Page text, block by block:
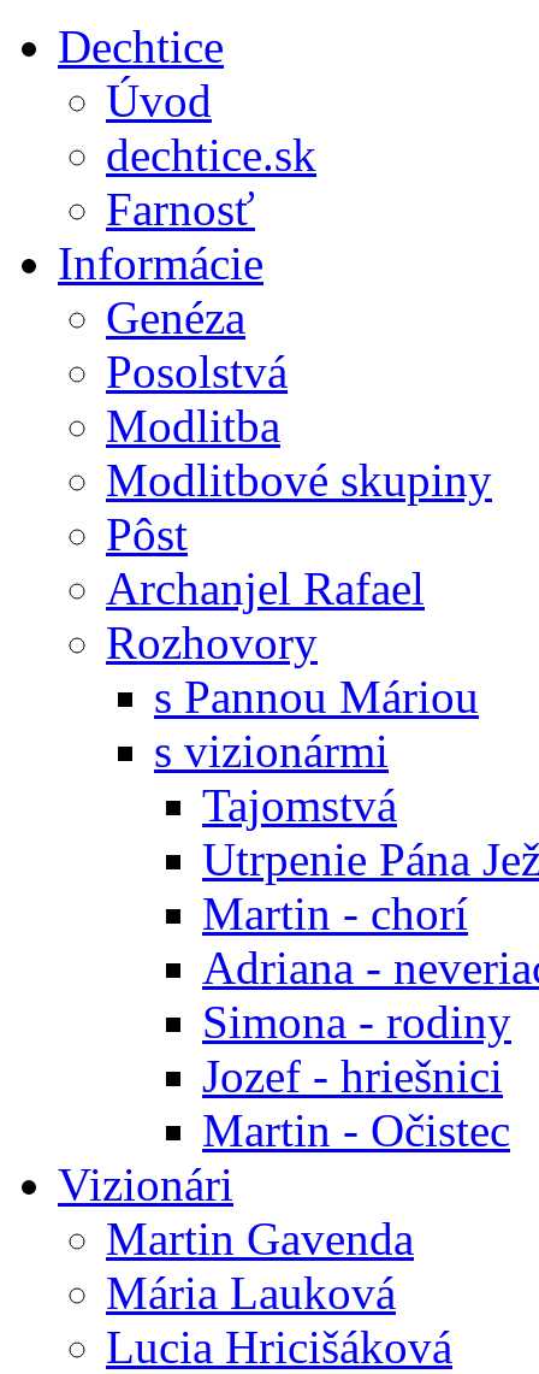
Dechtice
Úvod
dechtice.sk
Farnosť
Informácie
Genéza
Posolstvá
Modlitba
Modlitbové skupiny
Pôst
Archanjel Rafael
Rozhovory
s Pannou Máriou
s vizionármi
Tajomstvá
Utrpenie Pána
Martin - chorí
Adriana -
Simona - rodiny
Jozef - hriešnici
Martin - Očistec
Vizionári
Martin Gavenda
Mária Lauková
Lucia Hricišáková